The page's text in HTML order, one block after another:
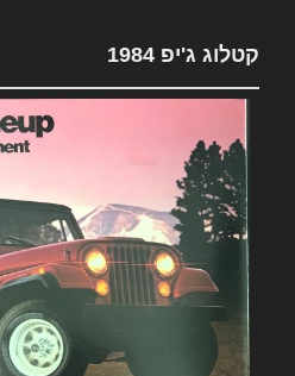
קטלוג ג'יפ 1984